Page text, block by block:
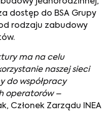
jednorodzinnej,
dostęp do BSA Grupy
od rodzaju zabudowy
ma na celu
naszej sieci
do współpracy
operatorów –
Członek Zarządu INEA